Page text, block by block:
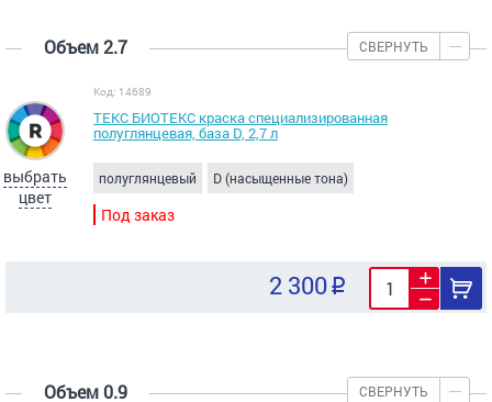
Объем 2.7 СВЕРНУТЬ
выбрать
цвет
Код: 14689
ТЕКС БИОТЕКС краска специализированная
полуглянцевая, база D, 2,7 л
полуглянцевый D (насыщенные тона)
Под заказ
2 300
Объем 0.9 СВЕРНУТЬ